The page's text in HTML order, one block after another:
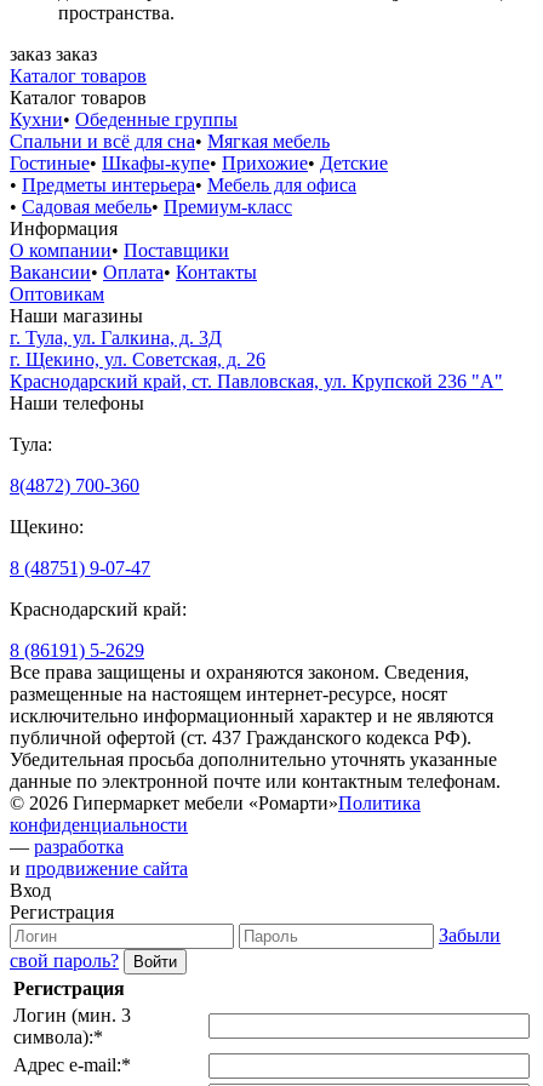
пространства.
заказ заказ
Каталог товаров
Каталог товаров
Кухни• Обеденные группы
Спальни и всё для сна• Мягкая мебель
Гостиные• Шкафы-купе• Прихожие• Детские
• Предметы интерьера• Мебель для офиса
• Садовая мебель• Премиум-класс
Информация
О компании• Поставщики
Вакансии• Оплата• Контакты
Оптовикам
Наши магазины
г. Тула, ул. Галкина, д. 3Д
г. Щекино, ул. Советская, д. 26
Краснодарский край, ст. Павловская, ул. Крупской 236 "А"
Наши телефоны
Тула:
8(4872) 700-360
Щекино:
8 (48751) 9-07-47
Краснодарский край:
8 (86191) 5-2629
Все права защищены и охраняются законом. Сведения,
размещенные на настоящем интернет-ресурсе, носят
исключительно информационный характер и не являются
публичной офертой (ст. 437 Гражданского кодекса РФ).
Убедительная просьба дополнительно уточнять указанные
данные по электронной почте или контактным телефонам.
© 2026 Гипермаркет мебели «Ромарти»Политика
конфиденциальности
— разработка
и продвижение сайта
Вход
Регистрация
Забыли
свой пароль?
Регистрация
Логин (мин. 3
символа):*
Адрес e-mail:*